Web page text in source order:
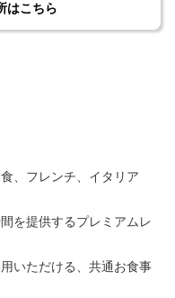
はこちら
、フレンチ、イタリア
を提供するプレミアムレ
いただける、共通お食事